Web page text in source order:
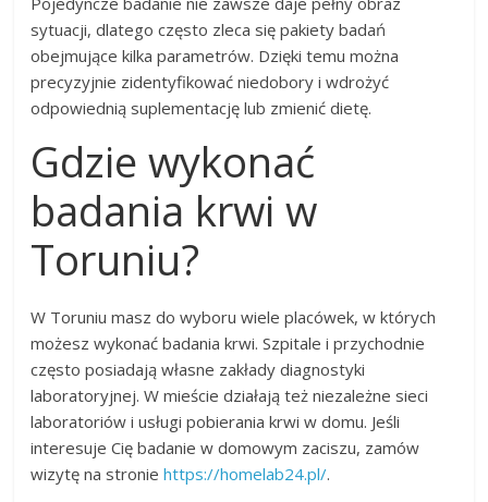
sytuacji, dlatego często zleca się pakiety badań
obejmujące kilka parametrów. Dzięki temu można
precyzyjnie zidentyfikować niedobory i wdrożyć
odpowiednią suplementację lub zmienić dietę.
Gdzie wykonać
badania krwi w
Toruniu?
W Toruniu masz do wyboru wiele placówek, w których
możesz wykonać badania krwi. Szpitale i przychodnie
często posiadają własne zakłady diagnostyki
laboratoryjnej. W mieście działają też niezależne sieci
laboratoriów i usługi pobierania krwi w domu. Jeśli
interesuje Cię badanie w domowym zaciszu, zamów
wizytę na stroniehttps://homelab24.pl/.